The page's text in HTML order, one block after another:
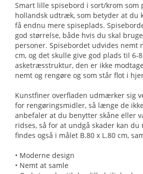
Smart lille spisebord i sort/krom
hollandsk udtræk, som betyder at du
få endnu mere spiseplads.
god størrelse, både hvis du skal
personer. Spisebordet udvides
cm, og det skulle give god plads til
asketræsstruktur, den er ikke
nemt og rengøre og som står flot i
Kunstfiner overfladen udmærker sig
for rengøringsmidler, så længe de
anbefaler at du benytter skåne eller
ridses, så for at undgå skader kan
findes også i målet B.80 x L.80 cm,
• Moderne design
• Nemt at samle